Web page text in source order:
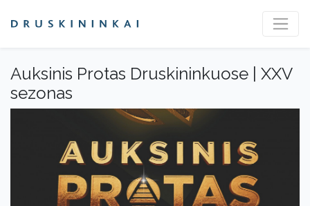
Auksinis Protas Druskininkuose | XXV
sezonas